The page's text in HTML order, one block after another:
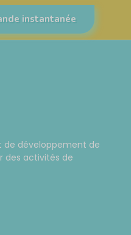
instantanée
de développement de
des activités de